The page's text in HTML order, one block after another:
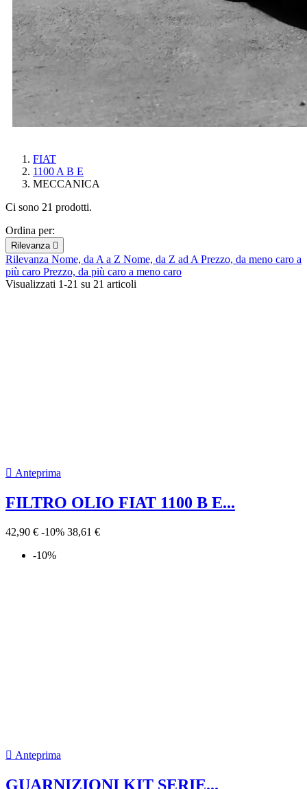
FIAT
1100 A B E
MECCANICA
Ci sono 21 prodotti.
Ordina per:
Rilevanza 
Rilevanza Nome, da A a Z Nome, da Z ad A Prezzo, da meno caro a
più caro Prezzo, da più caro a meno caro
Visualizzati 1-21 su 21 articoli
 Anteprima
FILTRO OLIO FIAT 1100 B E...
42,90 € -10% 38,61 €
-10%
 Anteprima
GUARNIZIONI KIT SERIE...